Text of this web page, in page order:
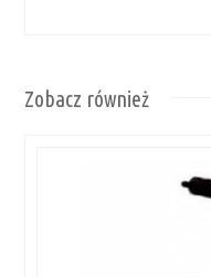
Zobacz również